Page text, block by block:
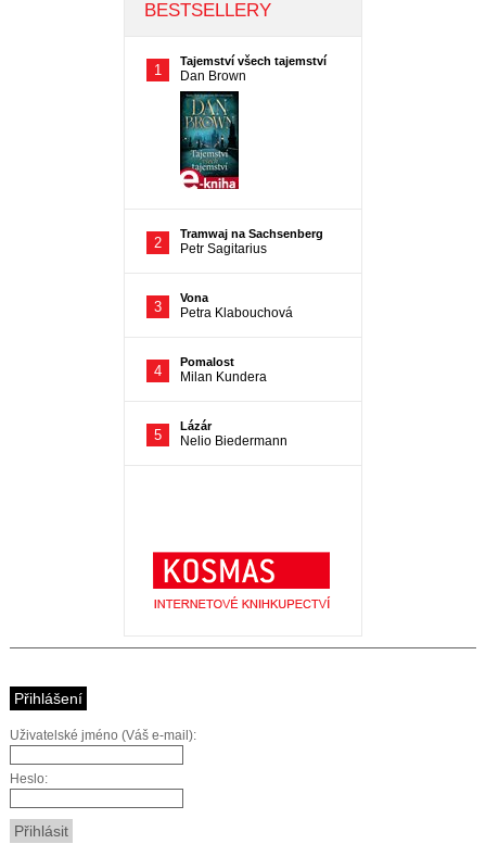
Přihlášení
Uživatelské jméno (Váš e-mail):
Heslo: